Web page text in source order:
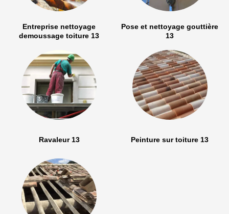
Entreprise nettoyage
demoussage toiture 13
Pose et nettoyage gouttière
13
Ravaleur 13 Peinture sur toiture 13